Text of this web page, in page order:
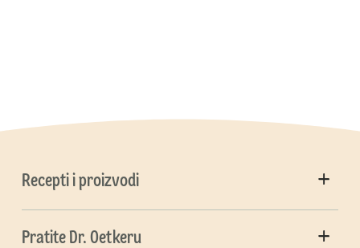
Recepti i proizvodi
Pratite Dr. Oetkeru